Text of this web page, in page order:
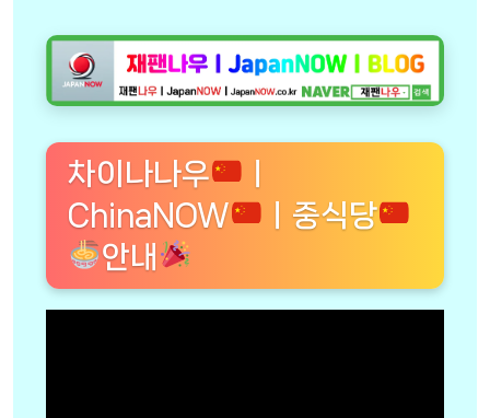
차이나나우
ChinaNOW
ㅣ중식당
안내